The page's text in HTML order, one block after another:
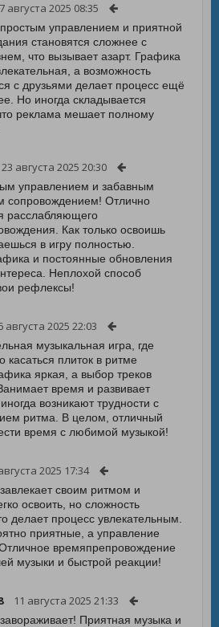
августа 2025 08:35
управлением и приятной
становятся сложнее с
что вызывает азарт. Графика
а возможность
с друзьями делает процесс ещё
Но иногда складывается
реклама мешает полному
23 августа 2025 20:30
управлением и забавным
сопровождением! Отлично
расслабляющего
Как только освоишь
в игру полностью.
и постоянные обновления
Неплохой способ
рефлексы!
августа 2025 22:03
музыкальная игра, где
касаться плиток в ритме
яркая, а выбор треков
время и развивает
возникают трудности с
ритма. В целом, отличный
время с любимой музыкой!
2025 17:34
своим ритмом и
освоить, но сложность
делает процесс увлекательным.
приятные, а управление
времяпрепровождение
музыки и быстрой реакции!
11 августа 2025 21:33
Приятная музыка и